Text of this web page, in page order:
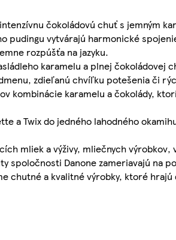
čokoládovú chuť s jemným
pudingu vytvárajú harmonické
rozpúšťa na jazyku.
karamelu a plnej
zdieľanú chvíľku potešenia či
kombinácie karamelu a čokolády,
a Twix do jedného lahodného
mliek a výživy, mliečnych výrobkov,
spoločnosti Danone zameriavajú na
chutné a kvalitné výrobky, ktoré